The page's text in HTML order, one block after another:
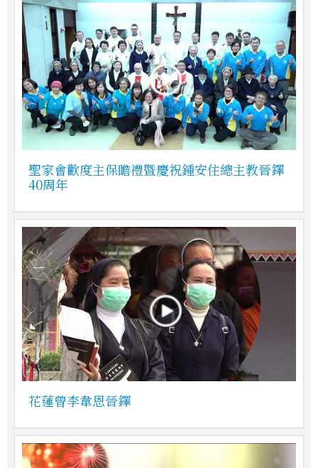
聖家會歡度主保瞻禮暨慶祝鍾安住總主教晉鐸
40周年
花蓮曾李韋恩晉鐸